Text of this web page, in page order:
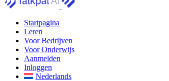
Startpagina
Leren
Voor Bedrijven
Voor Onderwijs
Aanmelden
Inloggen
Nederlands